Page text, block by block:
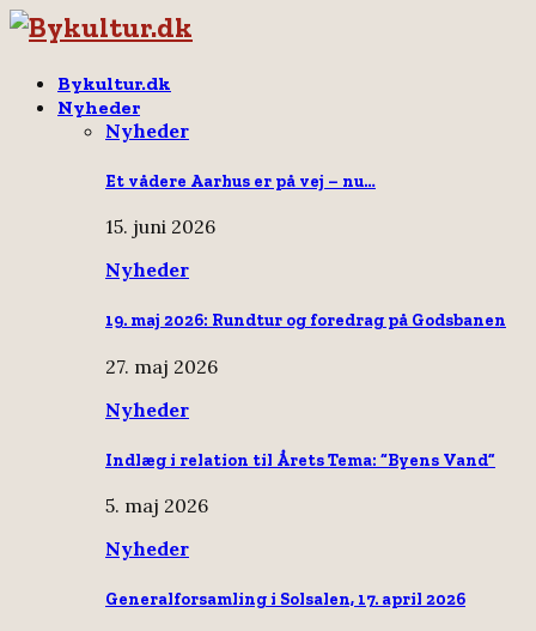
Bykultur.dk
Nyheder
Nyheder
Et vådere Aarhus er på vej – nu…
15. juni 2026
Nyheder
19. maj 2026: Rundtur og foredrag på Godsbanen
27. maj 2026
Nyheder
Indlæg i relation til Årets Tema: “Byens Vand”
5. maj 2026
Nyheder
Generalforsamling i Solsalen, 17. april 2026